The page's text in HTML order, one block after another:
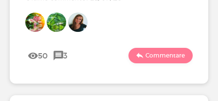
50 3 Commentare